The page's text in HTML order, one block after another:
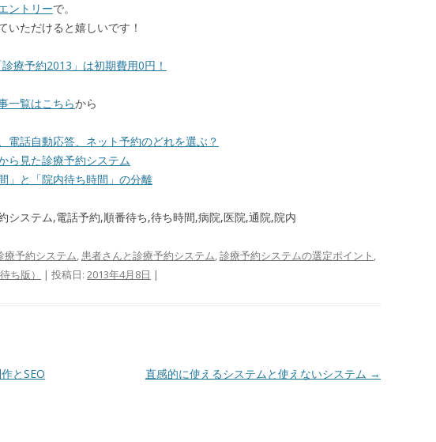
ントリーで。
いただけると嬉しいです！
療予約2013」は初期費用0円！
一覧はこちらから
電話自動応答、ネット予約のどれを選ぶ？
ら見た診療予約システム
」と「院内待ち時間」の分離
ステム,電話予約,順番待ち,待ち時間,病院,医院,通院,院内
療予約システム, 患者さんと診療予約システム,診療予約システムの選定ポイント ,
ち版）
| 投稿日: 2013年4月8日 |
とSEO 直感的に使えるシステムと使えないシステム →